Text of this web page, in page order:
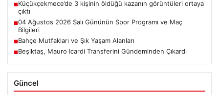
■Küçükçekmece’de 3 kişinin öldüğü kazanın görüntüleri ortaya
çıktı
■04 Ağustos 2026 Salı Gününün Spor Programı ve Maç
Bilgileri
■Bahçe Mutfakları ve Şık Yaşam Alanları
■Beşiktaş, Mauro Icardi Transferini Gündeminden Çıkardı
Güncel